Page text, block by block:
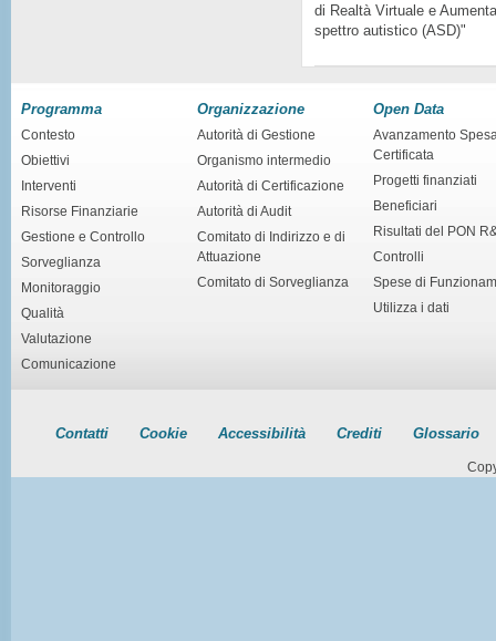
di Realtà Virtuale e
spettro autistico (ASD)"
Programma
Contesto
Obiettivi
Interventi
Risorse Finanziarie
Gestione e Controllo
Sorveglianza
Monitoraggio
Qualità
Valutazione
Comunicazione
Organizzazione
Autorità di Gestione
Organismo intermedio
Autorità di Certificazione
Autorità di Audit
Comitato di Indirizzo e di
Attuazione
Comitato di Sorveglianza
Open Data
Avanzamento
Certificata
Progetti finanziati
Beneficiari
Risultati del PON
Controlli
Spese di
Utilizza i dati
Contatti Cookie Accessibilità Crediti Glossario